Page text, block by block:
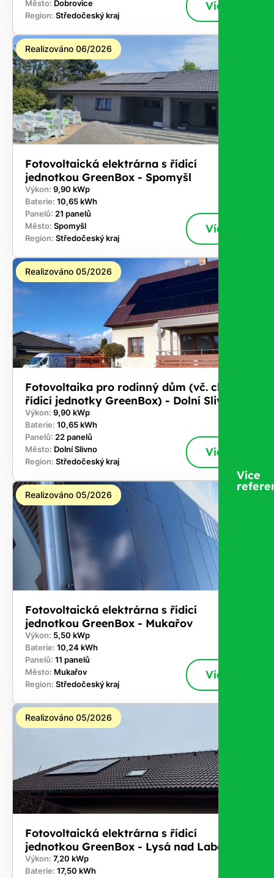
Město: Dobrovice
Region: Středočeský kraj
Více
Realizováno 06/2026
Fotovoltaická elektrárna s řídicí
jednotkou GreenBox - Spomyšl
Výkon: 9,90 kWp
Baterie: 10,65 kWh
Panelů: 21 panelů
Město: Spomyšl
Region: Středočeský kraj
Více
Realizováno 05/2026
Fotovoltaika pro rodinný dům (vč. chytré
řídicí jednotky GreenBox) - Dolní Slivno
Výkon: 9,90 kWp
Baterie: 10,65 kWh
Panelů: 22 panelů
Město: Dolní Slivno
Region: Středočeský kraj
Více
Realizováno 05/2026
Fotovoltaická elektrárna s řídicí
jednotkou GreenBox - Mukařov
Výkon: 5,50 kWp
Baterie: 10,24 kWh
Panelů: 11 panelů
Město: Mukařov
Region: Středočeský kraj
Více
Realizováno 05/2026
Fotovoltaická elektrárna s řídicí
jednotkou GreenBox - Lysá nad Labem
Výkon: 7,20 kWp
Baterie: 17,50 kWh
Více